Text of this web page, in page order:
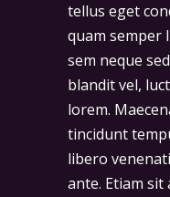
tellus eget
quam semper
sem neque
blandit vel,
lorem.
tincidunt
libero
ante. Etiam